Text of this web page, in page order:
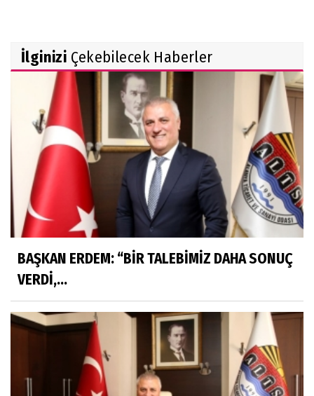
İlginizi Çekebilecek Haberler
BAŞKAN ERDEM: “BİR TALEBİMİZ DAHA SONUÇ
VERDİ,...